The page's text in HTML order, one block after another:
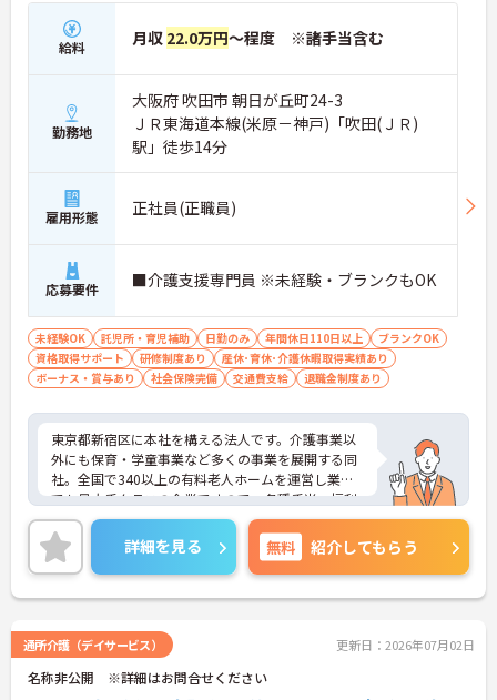
給料 月収 22.0万円～程度 ※諸手当含む
勤務地
大阪府 吹田市 朝日が丘町24-3
ＪＲ東海道本線(米原－神戸)「吹田(ＪＲ)
駅」徒歩14分
雇用形態 正社員(正職員)
応募要件 ■介護支援専門員 ※未経験・ブランクもOK
未経験OK 託児所・育児補助 日勤のみ 年間休日110日以上
ブランクOK
資格取得サポート
研修制度あり
産休･育休･介護休暇取得実績あり
ボーナス・賞与あり
社会保険完備 交通費支給 退職金制度あり
東京都新宿区に本社を構える法人です。介護事業以
外にも保育・学童事業など多くの事業を展開する同
社。全国で340以上の有料老人ホームを運営し業界
でも最大手クラスの企業ですので、各種手当、福利
厚生も充実しており、長く安心して働いていただけ
る環境です。研修制度や資格取得支援制度があり、
教育制度も整っています！フレックス制勤務なの
で、公休や有休などお休みもしっかりとれ、メリハ
リのある勤務が可能です。ご興味ある方には、面接
のでお気軽にご相談ください！
詳細を見る 無料 紹介してもらう
通所介護（デイサービス） 更新日：2026年07月02日
名称非公開 ※詳細はお問合せください